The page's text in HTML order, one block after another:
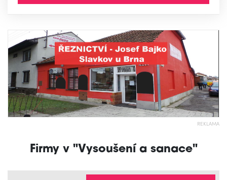
REKLAMA
Firmy v "Vysoušení a sanace"